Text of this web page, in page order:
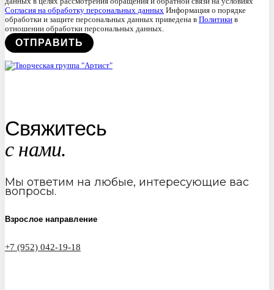
Согласия на обработку персональных данных Информация о порядке
обработки и защите персональных данных приведена в Политики в
отношении обработки персональных данных.
Свяжитесь
с нами.
Мы ответим на любые, интересующие вас
вопросы.
Взрослое направление
+7 (952) 042-19-18